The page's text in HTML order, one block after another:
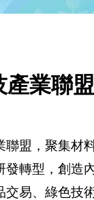
產業聯盟
盟，聚集材
發轉型，創造
易、綠色技